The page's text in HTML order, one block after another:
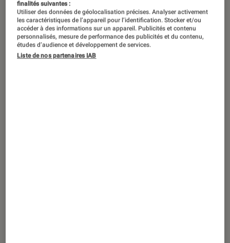
Comparatif des bracelets connectés
DÉCRYPTAGE
Smartphones • 10 jan. 2019
finalités suivantes :
Utiliser des données de géolocalisation précises. Analyser activement
les caractéristiques de l’appareil pour l’identification. Stocker et/ou
accéder à des informations sur un appareil. Publicités et contenu
personnalisés, mesure de performance des publicités et du contenu,
études d’audience et développement de services.
Liste de nos partenaires IAB